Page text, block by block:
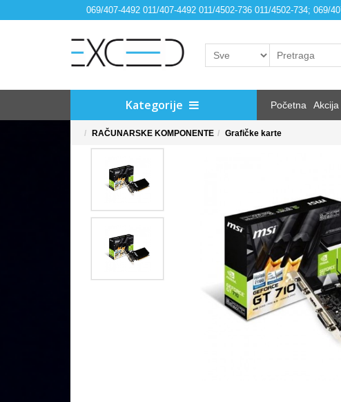
069/407-4492 011/407-4492 011/4502-736 011/4502-734; 069/
Kategorije Početna Akcija
RAČUNARSKE KOMPONENTE Grafičke karte